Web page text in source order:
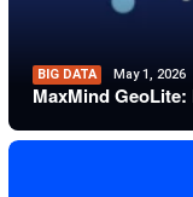
BIG DATA May 1, 2026
MaxMind